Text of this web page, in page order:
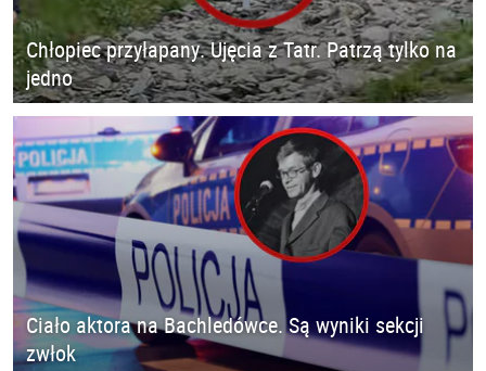
Chłopiec przyłapany. Ujęcia z Tatr. Patrzą tylko na
jedno
Ciało aktora na Bachledówce. Są wyniki sekcji
zwłok